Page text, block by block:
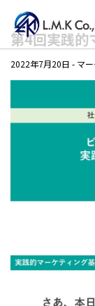
Skip
to
the
第4回実践的
2022年7月20日 - マ